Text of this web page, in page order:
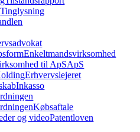
Tinglysning
Enkeltmandsvirksomhed
til ApSApS
Erhvervslejeret
Inkasso
Købsaftale
og videoPatentloven